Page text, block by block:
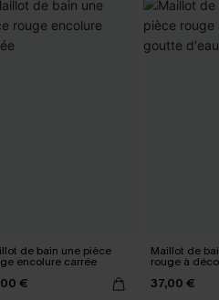
de bain une pièce
encolure carrée
€
Maillot de
rouge à
37,00 €